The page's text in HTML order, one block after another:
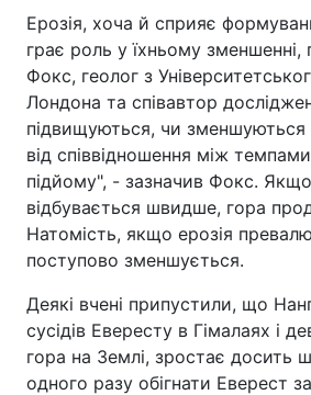
Ерозія, хоча й сприяє
грає роль у їхньому
Фокс, геолог з
Лондона та співавтор
підвищуються, чи зменшуються
від співвідношення між темпами
підйому", - зазначив Фокс.
відбувається швидше, гора
Натомість, якщо ерозія
поступово зменшується.
Деякі вчені припустили, що
сусідів Евересту в Гімалаях і
гора на Землі, зростає досить
одного разу обігнати Еверест